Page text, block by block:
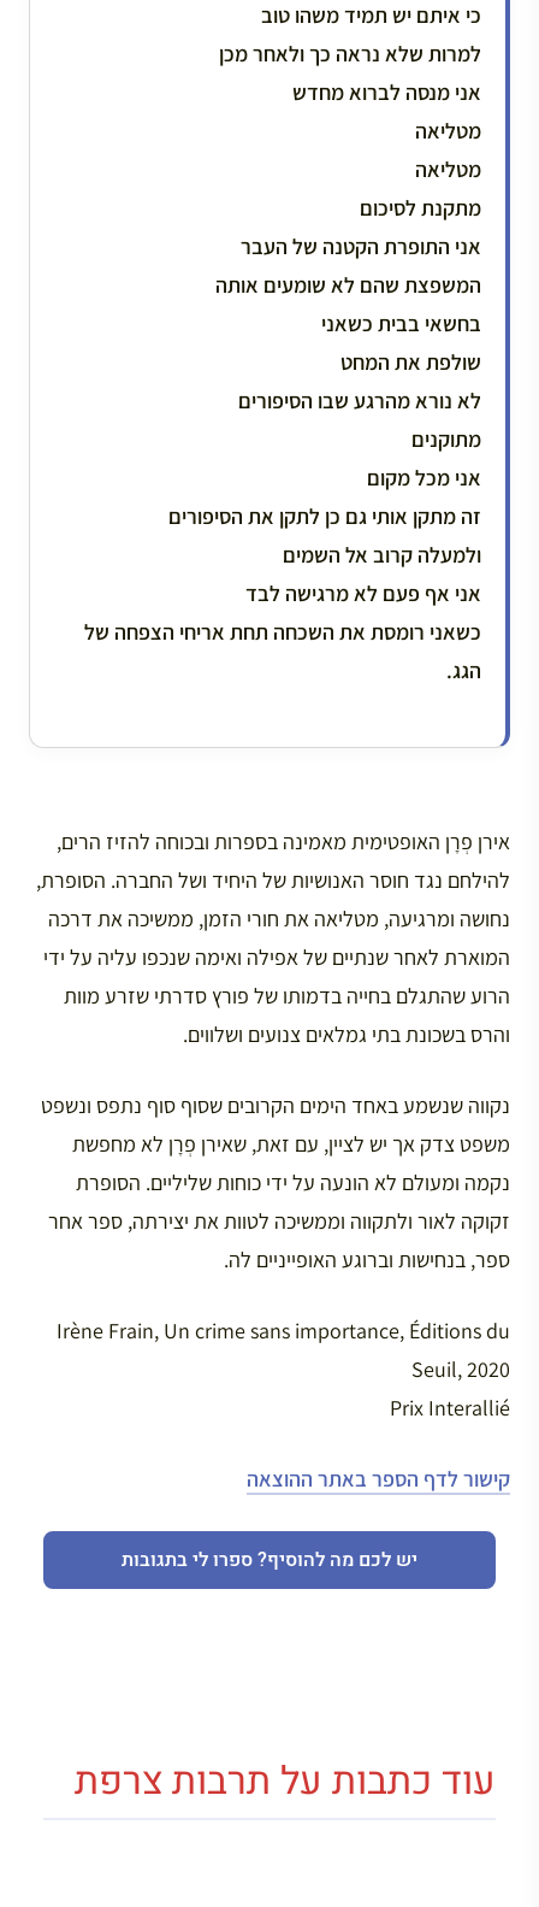
כי איתם יש תמיד משהו טוב
למרות שלא נראה כך ולאחר מכן
אני מנסה לברוא מחדש
מטליאה
מטליאה
מתקנת לסיכום
אני התופרת הקטנה של העבר
המשפצת שהם לא שומעים אותה
בחשאי בבית כשאני
שולפת את המחט
לא נורא מהרגע שבו הסיפורים
מתוקנים
אני מכל מקום
זה מתקן אותי גם כן לתקן את הסיפורים
ולמעלה קרוב אל השמים
אני אף פעם לא מרגישה לבד
כשאני רומסת את השכחה תחת אריחי הצפחה של
הגג.
אירן פְרָן האופטימית מאמינה בספרות ובכוחה להזיז הרים,
להילחם נגד חוסר האנושיות של היחיד ושל החברה. הסופרת,
נחושה ומרגיעה, מטליאה את חורי הזמן, ממשיכה את דרכה
המוארת לאחר שנתיים של אפילה ואימה שנכפו עליה על ידי
הרוע שהתגלם בחייה בדמותו של פורץ סדרתי שזרע מוות
והרס בשכונת בתי גמלאים צנועים ושלווים.
נקווה שנשמע באחד הימים הקרובים שסוף סוף נתפס ונשפט
משפט צדק אך יש לציין, עם זאת, שאירן פְרָן לא מחפשת
נקמה ומעולם לא הונעה על ידי כוחות שליליים. הסופרת
זקוקה לאור ולתקווה וממשיכה לטוות את יצירתה, ספר אחר
ספר, בנחישות וברוגע האופייניים לה.
Irène Frain, Un crime sans importance, Éditions du
Seuil, 2020
Prix Interallié
קישור לדף הספר באתר ההוצאה
יש לכם מה להוסיף? ספרו לי בתגובות
עוד כתבות על תרבות צרפת